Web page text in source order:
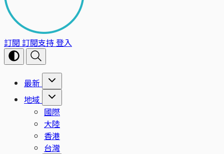
訂閱 訂閱支持登入
最新
地域
國際
大陸
香港
台灣